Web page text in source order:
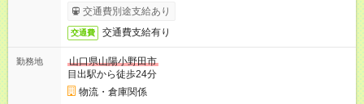
交通費別途支給あり
交通費 交通費支給有り
勤務地
山口県山陽小野田市
目出駅から徒歩24分
物流・倉庫関係